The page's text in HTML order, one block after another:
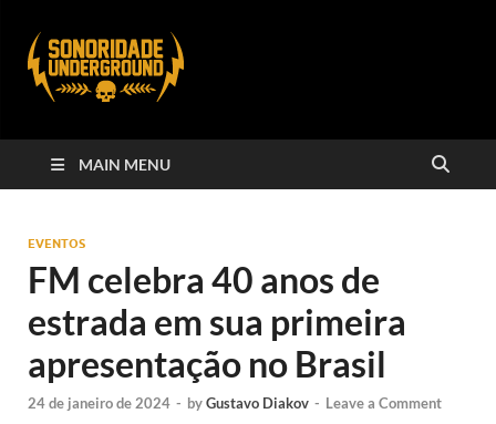
MAIN MENU
EVENTOS
FM celebra 40 anos de
estrada em sua primeira
apresentação no Brasil
24 de janeiro de 2024 - byGustavo Diakov - Leave a Comment